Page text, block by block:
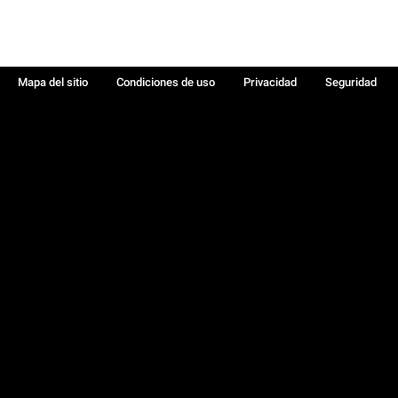
Mapa del sitio Condiciones de uso Privacidad
Seguridad